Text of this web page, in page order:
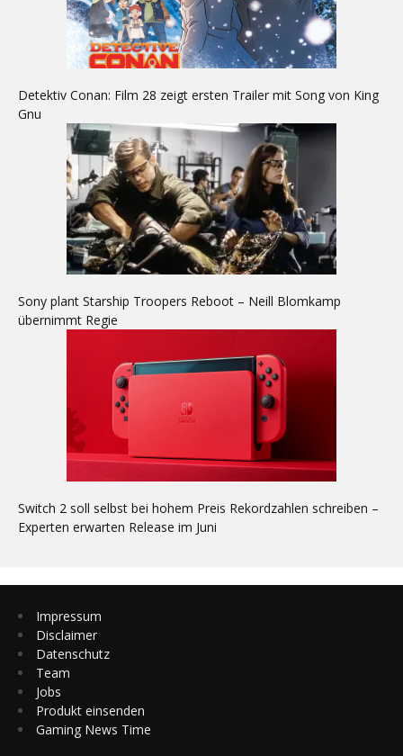
Detektiv Conan: Film 28 zeigt ersten Trailer mit Song von King
Gnu
Sony plant Starship Troopers Reboot – Neill Blomkamp
übernimmt Regie
Switch 2 soll selbst bei hohem Preis Rekordzahlen schreiben –
Experten erwarten Release im Juni
Impressum
Disclaimer
Datenschutz
Team
Jobs
Produkt einsenden
Gaming News Time